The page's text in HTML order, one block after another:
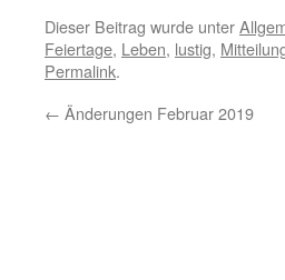
Dieser Beitrag wurde unter
Feiertage, Leben, lustig,
Permalink.
← Änderungen Februar 2019